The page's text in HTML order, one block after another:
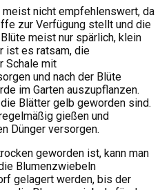
nicht empfehlenswert, da
zur Verfügung stellt und die
meist nur spärlich, klein
ist es ratsam, die
Schale mit
und nach der Blüte
im Garten auszupflanzen.
Blätter gelb geworden sind.
gießen und
Dünger versorgen.
geworden ist, kann man
Blumenzwiebeln
gelagert werden, bis der